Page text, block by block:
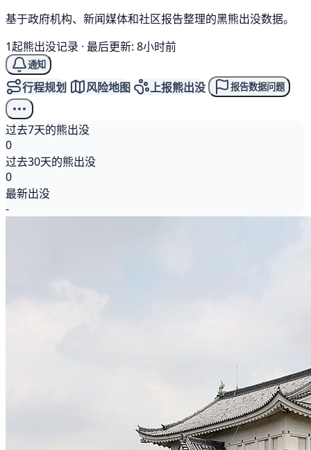
基于政府机构、新闻媒体和社区报告整理的黑熊出没数据。
1起熊出没记录 · 最后更新: 8小时前
通知
行程规划 风险地图 上报熊出没 报告数据问题
过去7天的熊出没
0
过去30天的熊出没
0
最新出没
-